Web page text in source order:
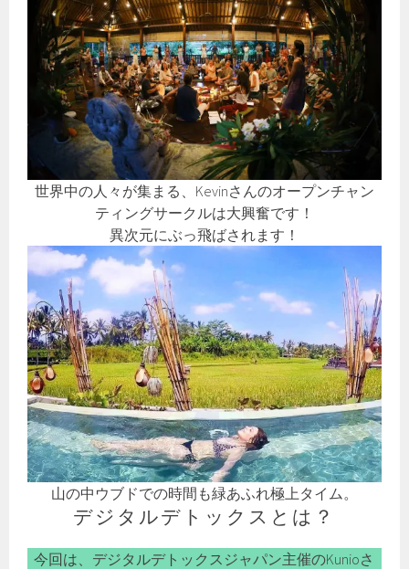
世界中の人々が集まる、Kevinさんのオープンチャン
ティングサークルは大興奮です！
異次元にぶっ飛ばされます！
山の中ウブドでの時間も緑あふれ極上タイム。
デジタルデトックスとは？
今回は、デジタルデトックスジャパン主催のKunioさ